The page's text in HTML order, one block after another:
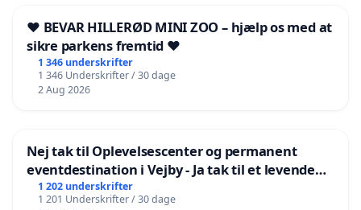
❤️ BEVAR HILLERØD MINI ZOO – hjælp os med at
sikre parkens fremtid ❤️
1 346 underskrifter
1 346 Underskrifter / 30 dage
2 Aug 2026
Nej tak til Oplevelsescenter og permanent
eventdestination i Vejby - Ja tak til et levende
lokalområde i balance
1 202 underskrifter
1 201 Underskrifter / 30 dage